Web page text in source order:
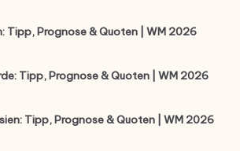
Tipp, Prognose & Quoten | WM 2026
Tipp, Prognose & Quoten | WM 2026
Tipp, Prognose & Quoten | WM 2026